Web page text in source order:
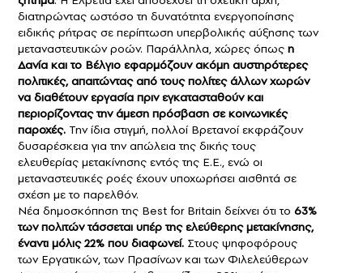
διατηρώντας ωστόσο τη δυνατότητα ενεργοποίησης
ειδικής ρήτρας σε περίπτωση υπερβολικής αύξησης των
μεταναστευτικών ροών. Παράλληλα, χώρες όπως η
Δανία και το Βέλγιο εφαρμόζουν ακόμη αυστηρότερες
πολιτικές, απαιτώντας από τους πολίτες άλλων χωρών
να διαθέτουν εργασία πριν εγκατασταθούν και
περιορίζοντας την άμεση πρόσβαση σε κοινωνικές
παροχές. Την ίδια στιγμή, πολλοί Βρετανοί εκφράζουν
δυσαρέσκεια για την απώλεια της δικής τους
ελευθερίας μετακίνησης εντός της Ε.Ε., ενώ οι
μεταναστευτικές ροές έχουν υποχωρήσει αισθητά σε
σχέση με το παρελθόν.
Νέα δημοσκόπηση της Best for Britain δείχνει ότι το 63%
των πολιτών τάσσεται υπέρ της ελεύθερης μετακίνησης,
έναντι μόλις 22% που διαφωνεί. Στους ψηφοφόρους
των Εργατικών, των Πρασίνων και των Φιλελεύθερων